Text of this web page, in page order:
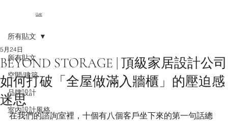
CLAY
所有貼文
空間/建築
品牌設計
室內設計風格
所有貼文
BEYOND STORAGE | 頂級家居設計公司
如何打破「全屋做滿入牆櫃」的壓迫感
迷思
5月24日
在我們的諮詢室裡，十個有八個客戶坐下來的第一句話總